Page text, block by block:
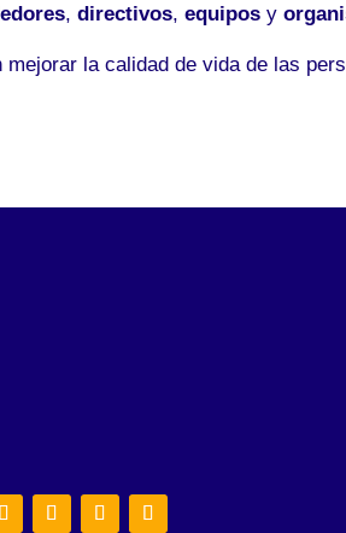
, directivos, equiposy
la calidad de vida de las